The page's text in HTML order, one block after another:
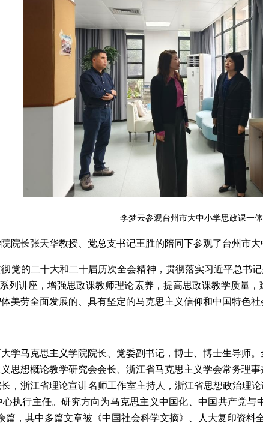
李梦云参观台州市大中小学思政课一
院长张天华教授、党总支书记王胜的陪同下参观了台州市大
党的二十大和二十届历次全会精神，贯彻落实习近平总书
列讲座，增强思政课教师理论素养，提高思政课教学质量
美劳全面发展的、具有坚定的马克思主义信仰和中国特色社
学马克思主义学院院长、党委副书记，博士、博士生导师
思想概论教学研究会会长、浙江省马克思主义学会常务理
，浙江省理论宣讲名师工作室主持人，浙江省思想政治理
执行主任。研究方向为马克思主义中国化、中国共产党与
篇，其中多篇文章被《中国社会科学文摘》、人大复印资